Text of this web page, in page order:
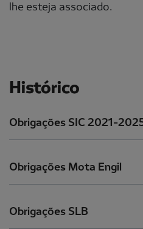
lhe esteja associado.
Histórico
Obrigações SIC 2021-
Obrigações Mota Engil
Obrigações SLB